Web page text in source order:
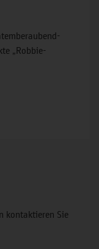
„Robbie-
kontaktieren Sie